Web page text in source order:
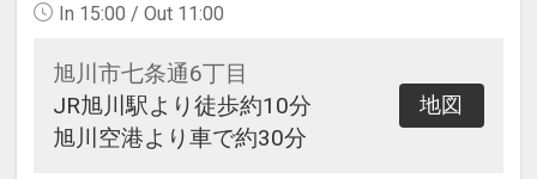
In 15:00 / Out 11:00
旭川市七条通6丁目
JR旭川駅より徒歩約10分
旭川空港より車で約30分
地図